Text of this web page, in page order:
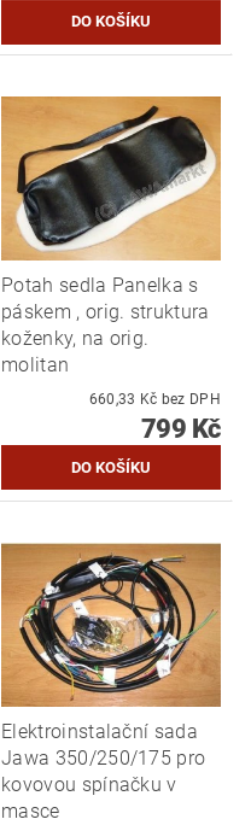
Potah sedla Panelka s
páskem , orig. struktura
koženky, na orig.
molitan
660,33 Kč bez DPH
799 Kč
Elektroinstalační sada
Jawa 350/250/175 pro
kovovou spínačku v
masce